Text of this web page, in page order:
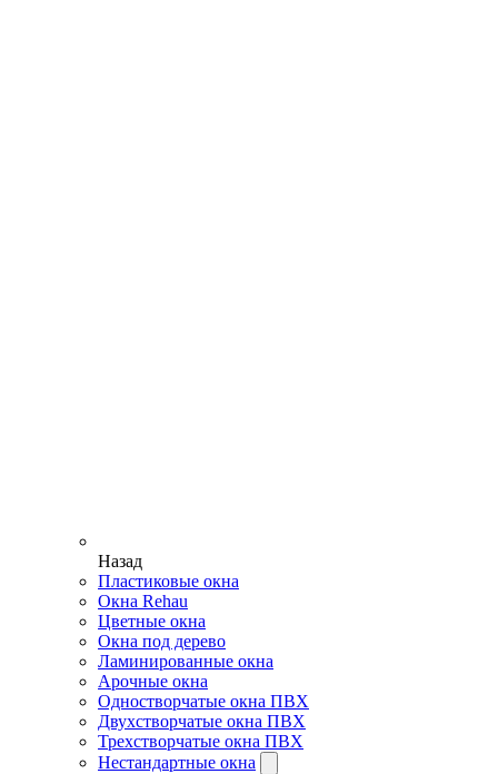
Назад
Пластиковые окна
Окна Rehau
Цветные окна
Окна под дерево
Ламинированные окна
Арочные окна
Одностворчатые окна ПВХ
Двухстворчатые окна ПВХ
Трехстворчатые окна ПВХ
Нестандартные окна